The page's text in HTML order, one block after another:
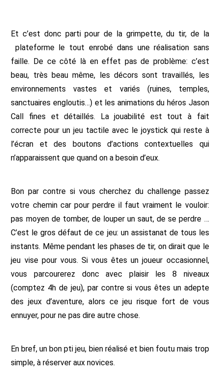
Et c’est donc parti pour de la grimpette, du tir, de la
plateforme le tout enrobé dans une réalisation sans
faille. De ce côté là en effet pas de problème: c’est
beau, très beau même, les décors sont travaillés, les
environnements vastes et variés (ruines, temples,
sanctuaires engloutis…) et les animations du héros Jason
Call fines et détaillés. La jouabilité est tout à fait
correcte pour un jeu tactile avec le joystick qui reste à
l’écran et des boutons d’actions contextuelles qui
n’apparaissent que quand on a besoin d’eux.
Bon par contre si vous cherchez du challenge passez
votre chemin car pour perdre il faut vraiment le vouloir:
pas moyen de tomber, de louper un saut, de se perdre …
C’est le gros défaut de ce jeu: un assistanat de tous les
instants. Même pendant les phases de tir, on dirait que le
jeu vise pour vous. Si vous êtes un joueur occasionnel,
vous parcourerez donc avec plaisir les 8 niveaux
(comptez 4h de jeu), par contre si vous êtes un adepte
des jeux d’aventure, alors ce jeu risque fort de vous
ennuyer, pour ne pas dire autre chose.
En bref, un bon pti jeu, bien réalisé et bien foutu mais trop
simple, à réserver aux novices.